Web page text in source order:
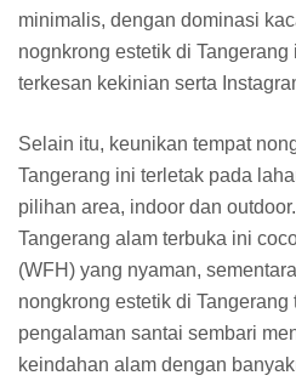
minimalis, dengan dominasi
nognkrong estetik di
terkesan kekinian serta
Selain itu, keunikan tempat
Tangerang ini terletak pada
pilihan area, indoor dan
Tangerang alam terbuka ini
(WFH) yang nyaman,
nongkrong estetik di
pengalaman santai sembari
keindahan alam dengan